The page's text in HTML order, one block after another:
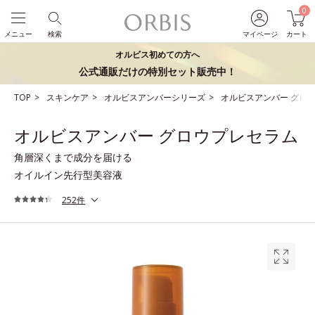
マイページ
0
カート
検索
メニュー
オルビス初めての方へ
公式通販だけの特別セット販売中！
TOP スキンケア オルビスアンバーシリーズ オルビスアンバー グロ
オルビスアンバー グロウプレセラム
角層深くまで成分を届ける
オイルイン先行型美容液
252件